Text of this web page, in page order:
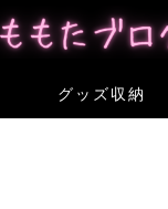
グッズ収納